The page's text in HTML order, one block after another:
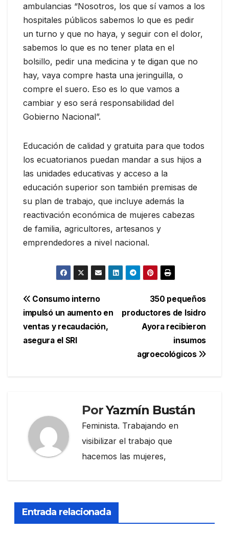
ambulancias “Nosotros, los que sí vamos a los
hospitales públicos sabemos lo que es pedir
un turno y que no haya, y seguir con el dolor,
sabemos lo que es no tener plata en el
bolsillo, pedir una medicina y te digan que no
hay, vaya compre hasta una jeringuilla, o
compre el suero. Eso es lo que vamos a
cambiar y eso será responsabilidad del
Gobierno Nacional”.
Educación de calidad y gratuita para que todos
los ecuatorianos puedan mandar a sus hijos a
las unidades educativas y acceso a la
educación superior son también premisas de
su plan de trabajo, que incluye además la
reactivación económica de mujeres cabezas
de familia, agricultores, artesanos y
emprendedores a nivel nacional.
Navegación
de
entradas
350 pequeños
productores de Isidro
Ayora recibieron
insumos
agroecológicos
Consumo interno
impulsó un aumento en
ventas y recaudación,
asegura el SRI
PorYazmín Bustán
Feminista. Trabajando en
visibilizar el trabajo que
hacemos las mujeres,
Entrada relacionada